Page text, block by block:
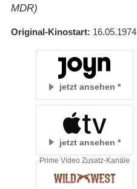
MDR)
Original-Kinostart 16.05.1974
jetzt ansehen
jetzt ansehen
Prime Video Zusatz-Kanäle